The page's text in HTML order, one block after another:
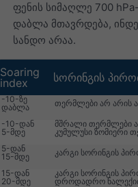
ფენის სიმაღლე 700
დაბლა მთავრდება,
სანდო არაა.
Soaring
index
სორინგის
-10-ზე
დაბლა
თერმლები არ არის
-10-დან
5-მდე
მშრალი თერმლები
კუმულუსი ზომიერი
5-დან
15-მდე
კარგი სორინგის
15-დან
20-მდე
კარგი სორინგის
დროდადრო